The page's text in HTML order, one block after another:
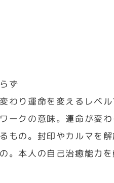
ず
わり運命を変えるレベ
ークの意味。運命が変
もの。封印やカルマを
。本人の自己治癒能力を